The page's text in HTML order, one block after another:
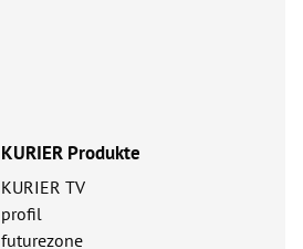
KURIER Produkte
KURIER TV
profil
futurezone